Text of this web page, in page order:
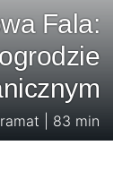
Fala:
| 83 min